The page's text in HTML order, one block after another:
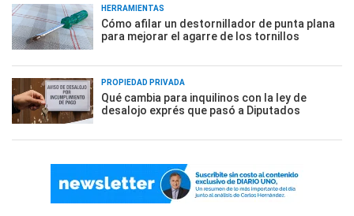
HERRAMIENTAS
Cómo afilar un destornillador de punta plana
para mejorar el agarre de los tornillos
PROPIEDAD PRIVADA
Qué cambia para inquilinos con la ley de
desalojo exprés que pasó a Diputados